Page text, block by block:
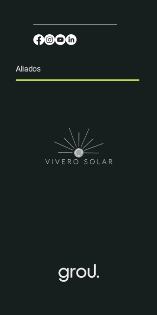
Aliados